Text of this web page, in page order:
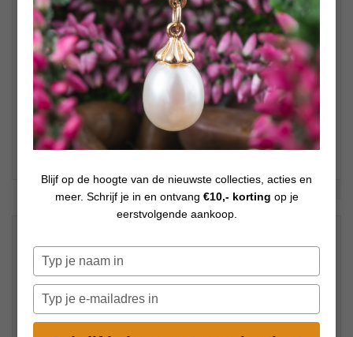
Blijf op de hoogte van de nieuwste collecties, acties en
meer. Schrijf je in en ontvang €10,- korting op je
eerstvolgende aankoop.
Typ
je
naam
Typ
je
e-
Bekijk meer foto's
€49,00 Op voorraad